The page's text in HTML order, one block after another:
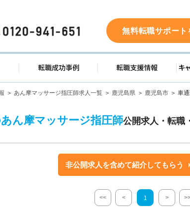
0120-941-651 無料転職サポート
求人検索 転職成功事例 転
あん摩マッサージ指圧師求人一覧 鹿児島県 鹿児島市 車
ん摩マッサージ指圧師公開求人・転職
非公開求人を含めて紹介してもらう
<< < 1 >